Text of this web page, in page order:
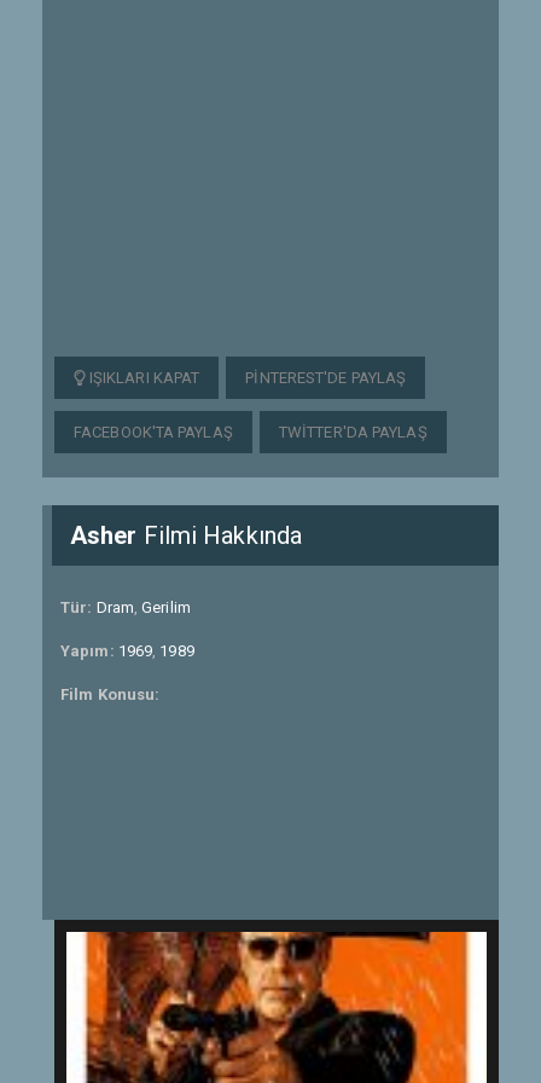
IŞIKLARI KAPAT PINTEREST'DE PAYLAŞ
FACEBOOK'TA PAYLAŞ TWITTER'DA PAYLAŞ
Asher Filmi Hakkında
Tür: Dram,Gerilim
Yapım: 1969, 1989
Film Konusu: